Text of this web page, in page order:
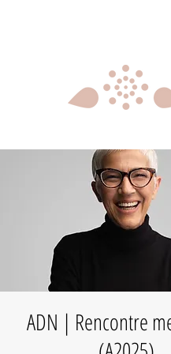
ADN | Rencontre